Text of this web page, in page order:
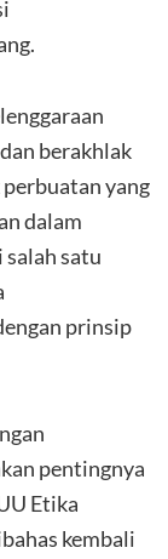
berakhlak
yang
dalam
satu
prinsip
pentingnya
Etika
kembali